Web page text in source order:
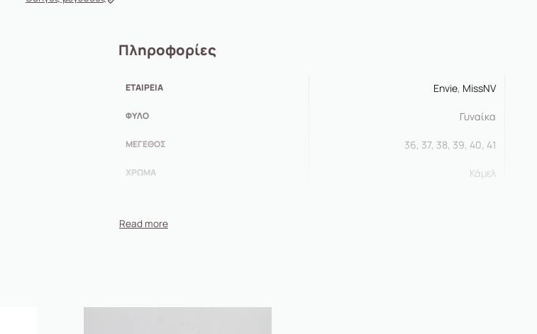
Πληροφορίες
ΕΤΑΙΡΕΊΑ Envie, MissNV
ΦΎΛΟ Γυναίκα
ΜΈΓΕΘΟΣ 36, 37, 38, 39, 40, 41
ΧΡΏΜΑ Κάμελ